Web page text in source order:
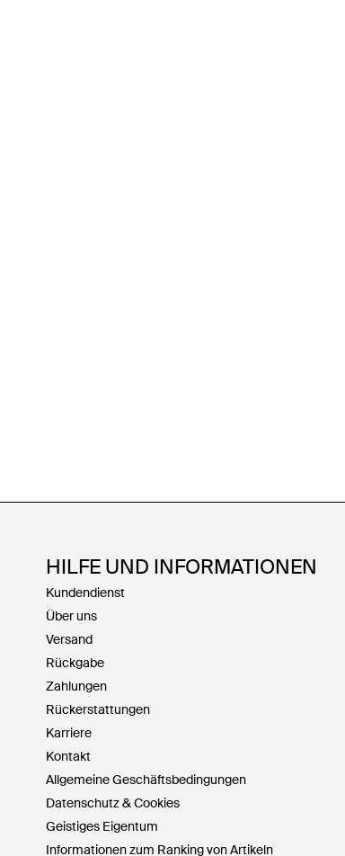
HILFE UND INFORMATIONEN
Kundendienst
Über uns
Versand
Rückgabe
Zahlungen
Rückerstattungen
Karriere
Kontakt
Allgemeine Geschäftsbedingungen
Datenschutz & Cookies
Geistiges Eigentum
Informationen zum Ranking von Artikeln